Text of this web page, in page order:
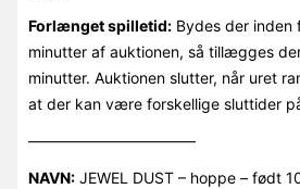
Forlænget spilletid:Bydes der inden
minutter af auktionen, så tillægges
minutter. Auktionen slutter, når uret
at der kan være forskellige sluttider
———————————
NAVN:JEWEL DUST – hoppe – født